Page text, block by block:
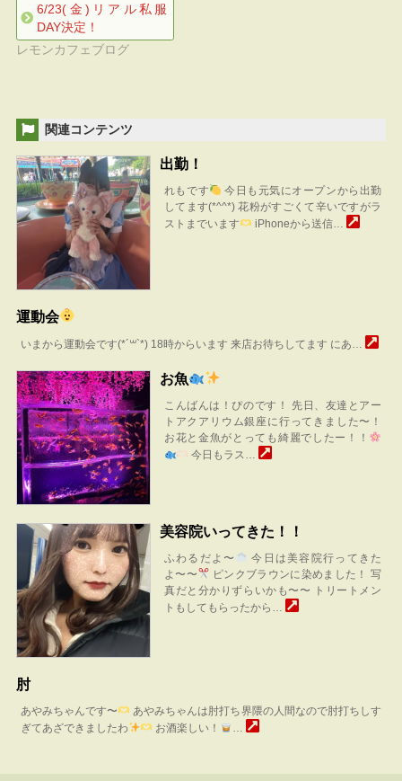
6/23(金)リアル私服
DAY決定！
レモンカフェブログ
関連コンテンツ
出勤！
れもです
今日も元気にオープンから出勤
してます(*^^*) 花粉がすごくて辛いですがラ
ストまでいます
iPhoneから送信…
運動会
いまから運動会です(*´꒳`*) 18時からいます 来店お待ちしてます にあ…
お魚
こんばんは！ぴのです！ 先日、友達とアー
トアクアリウム銀座に行ってきました〜！
お花と金魚がとっても綺麗でしたー！！
今日もラス…
美容院いってきた！！
ふわるだよ〜
今日は美容院行ってきた
よ〜〜
ピンクブラウンに染めました！ 写
真だと分かりずらいかも〜〜 トリートメン
トもしてもらったから…
肘
あやみちゃんです〜
あやみちゃんは肘打ち界隈の人間なので肘打ちしす
ぎてあざできましたわ
お酒楽しい！